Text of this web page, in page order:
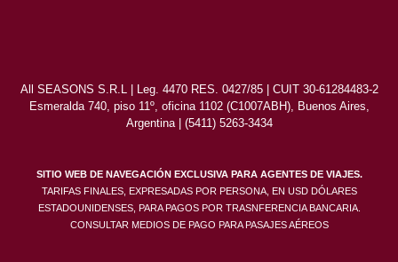
All SEASONS S.R.L | Leg. 4470 RES. 0427/85 | CUIT 30-61284483-2
Esmeralda 740, piso 11º, oficina 1102 (C1007ABH), Buenos Aires,
Argentina | (5411) 5263-3434
SITIO WEB DE NAVEGACIÓN EXCLUSIVA PARA AGENTES DE VIAJES.
TARIFAS FINALES, EXPRESADAS POR PERSONA, EN USD DÓLARES
ESTADOUNIDENSES, PARA PAGOS POR TRASNFERENCIA BANCARIA.
CONSULTAR MEDIOS DE PAGO PARA PASAJES AÉREOS